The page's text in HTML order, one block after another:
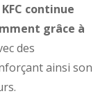
KFC continue
grâce à
des
ainsi son